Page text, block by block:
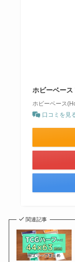
ホビーベー
ホビーベース
口コミを見
関連記事